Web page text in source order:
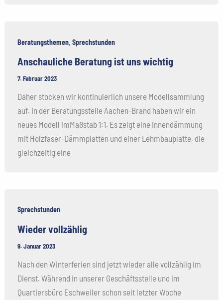
Beratungsthemen, Sprechstunden
Anschauliche Beratung ist uns wichtig
7. Februar 2023
Daher stocken wir kontinuierlich unsere Modellsammlung
auf. In der Beratungsstelle Aachen-Brand haben wir ein
neues Modell imMaßstab 1:1. Es zeigt eine Innendämmung
mit Holzfaser-Dämmplatten und einer Lehmbauplatte, die
gleichzeitig eine
Sprechstunden
Wieder vollzählig
9. Januar 2023
Nach den Winterferien sind jetzt wieder alle vollzählig im
Dienst. Während in unserer Geschäftsstelle und im
Quartiersbüro Eschweiler schon seit letzter Woche